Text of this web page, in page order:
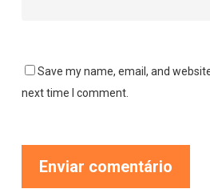
Save my name, email, and
next time I comment.